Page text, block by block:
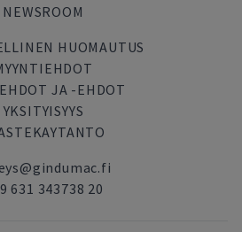
NEWSROOM
HUOMAUTUS
JA -EHDOT
YKSITYISYYS
631 343738 20